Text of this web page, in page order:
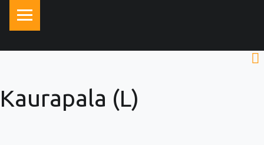
Kaurapala (L)